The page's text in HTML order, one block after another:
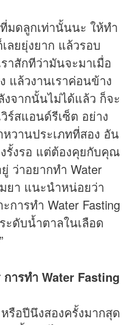
มดลูกเท่านั้นนะ ให้ทำ
ลยยุ่งยาก แล้วรอบ
าสักทีว่ามันจะมาเมื่อ
แล้วงานเราค่อนข้าง
จากนั้นไม่ได้แล้ว ก็จะ
ร์สแอนด์รีเซ็ต อย่าง
วานประเภทที่สอง อัน
รั้งรอ แต่ต้องคุยกับคุณ
ว่าอยากทำ Water
ยา แนะนำหน่อยว่า
การทำ Water Fasting
ะดับน้ำตาลในเลือด
ารทำ Water Fasting
รือปีนึงสองครั้งมากสุด